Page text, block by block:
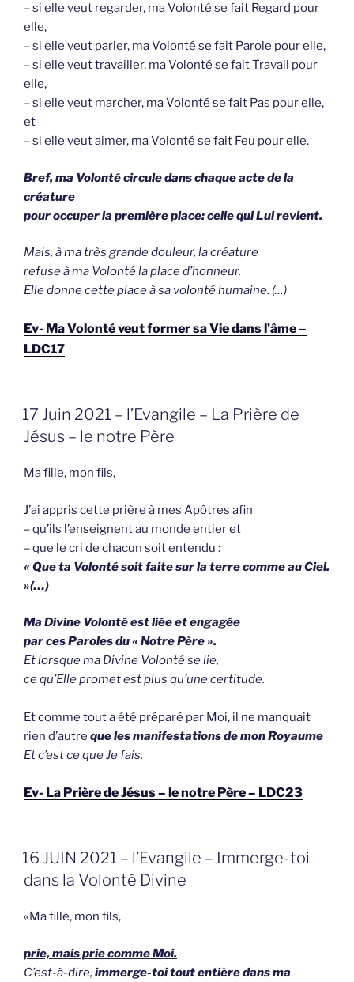
– si elle veut regarder, ma Volonté se fait Regard pour
elle,
– si elle veut parler, ma Volonté se fait Parole pour elle,
– si elle veut travailler, ma Volonté se fait Travail pour
elle,
– si elle veut marcher, ma Volonté se fait Pas pour elle,
et
– si elle veut aimer, ma Volonté se fait Feu pour elle.
Bref, ma Volonté circule dans chaque acte de la
créature
pour occuper la première place: celle qui Lui revient.
Mais, à ma très grande douleur, la créature
refuse à ma Volonté la place d’honneur.
Elle donne cette place à sa volonté humaine. (…)
Ev- Ma Volonté veut former sa Vie dans l’âme –
LDC17
GEPLAATST
OP
17 Juin 2021 – l’Evangile – La Prière de
Jésus – le notre Père
Ma fille, mon fils,
J’ai appris cette prière à mes Apôtres afin
– qu’ils l’enseignent au monde entier et
– que le cri de chacun soit entendu :
« Que ta Volonté soit faite sur la terre comme au Ciel.
»(…)
Ma Divine Volonté est liée et engagée
par ces Paroles du « Notre Père ».
Et lorsque ma Divine Volonté se lie,
ce qu’Elle promet est plus qu’une certitude.
Et comme tout a été préparé par Moi, il ne manquait
rien d’autre que les manifestations de mon Royaume
Et c’est ce que Je fais.
Ev- La Prière de Jésus – le notre Père – LDC23
GEPLAATST
OP
16 JUIN 2021 – l’Evangile – Immerge-toi
dans la Volonté Divine
«Ma fille, mon fils,
prie, mais prie comme Moi.
C’est-à-dire, immerge-toi tout entière dans ma